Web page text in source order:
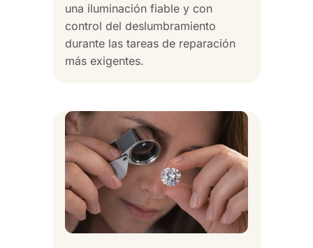
una iluminación fiable y con
control del deslumbramiento
durante las tareas de reparación
más exigentes.